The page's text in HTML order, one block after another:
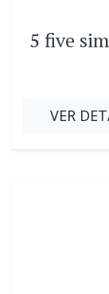
5 five
VER